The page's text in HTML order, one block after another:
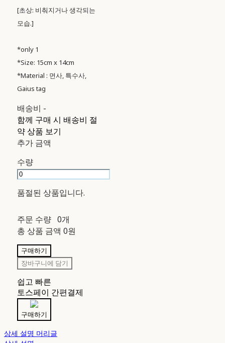
[초상: 비춰지거나 생각되는
모습.]
*only 1
*Size: 15cm x 14cm
*Material : 면사, 특수사,
Gaius tag
배송비 -
함께 구매 시 배송비 절
약 상품 보기
추가 금액
수량
품절된 상품입니다.
주문 수량 0개
총 상품 금액 0원
구매하기
장바구니에 담기
쉽고 빠른
토스페이 간편결제
구매하기
상세 설명 머리글